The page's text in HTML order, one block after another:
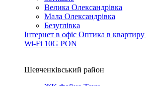
Велика Олександрівка
Мала Олександрівка
Безуглівка
Інтернет в офіс Оптика в квартиру
Wi-Fi 10G PON
Шевченківський район